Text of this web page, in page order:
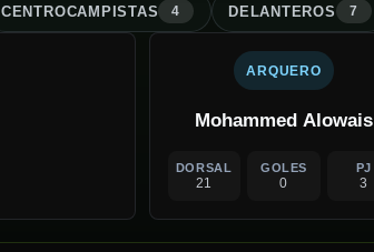
CENTROCAMPISTAS 4 DELANTEROS 7
ARQUERO
Mohammed Alowais
DORSAL
21
GOLES
0
PJ
3